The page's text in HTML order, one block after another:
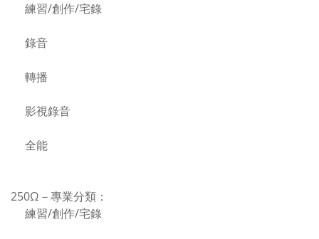
練習/創作/宅錄
錄音
轉播
影視錄音
全能
250Ω－專業分類：
練習/創作/宅錄